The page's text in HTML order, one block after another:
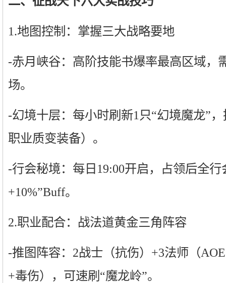
1.地图控制：掌握三大战略要地
-赤月峡谷：高阶技能书爆率最高区域，
场。
-幻境十层：每小时刷新1只“幻境魔龙”
职业质变装备）。
-行会秘境：每日19:00开启，占领后全
+10%”Buff。
2.职业配合：战法道黄金三角阵容
-推图阵容：2战士（抗伤）+3法师（
+毒伤），可速刷“魔龙岭”。